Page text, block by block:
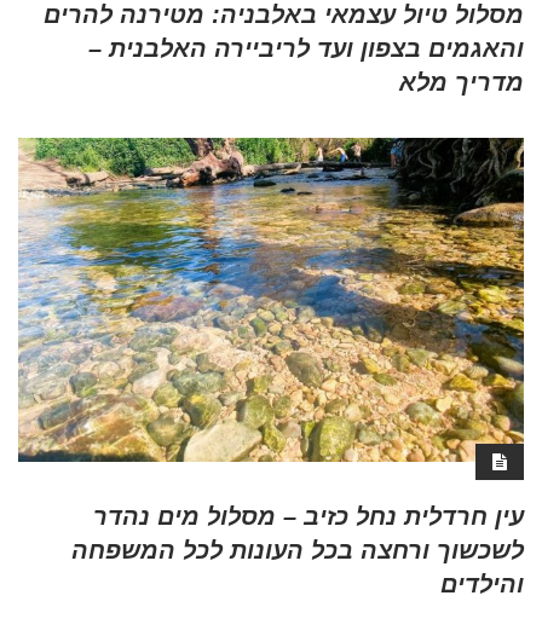
מסלול טיול עצמאי באלבניה: מטירנה להרים
והאגמים בצפון ועד לריביירה האלבנית –
מדריך מלא
עין חרדלית נחל כזיב – מסלול מים נהדר
לשכשוך ורחצה בכל העונות לכל המשפחה
והילדים